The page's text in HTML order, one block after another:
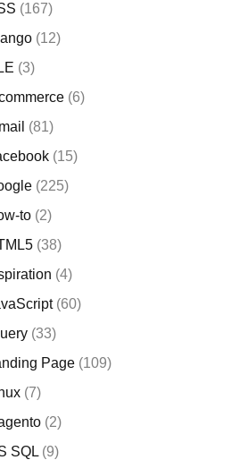
(167)
(12)
(3)
(6)
(81)
(15)
(225)
to (2)
(38)
(4)
(60)
(33)
Page (109)
(7)
(2)
SQL (9)